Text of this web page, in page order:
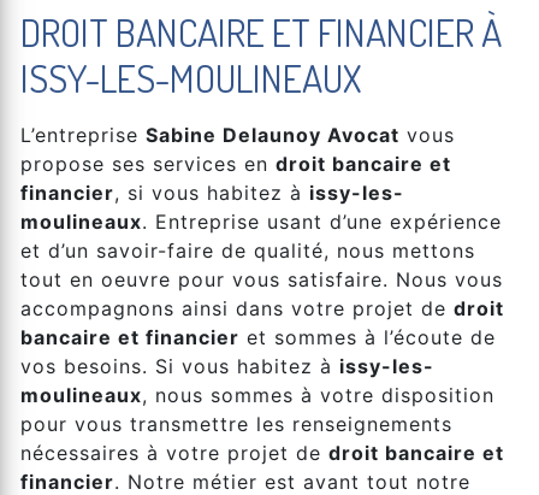
DROIT BANCAIRE ET FINANCIER À
ISSY-LES-MOULINEAUX
L’entreprise Sabine Delaunoy Avocat vous
propose ses services en droit bancaire et
financier, si vous habitez à issy-les-
moulineaux. Entreprise usant d’une expérience
et d’un savoir-faire de qualité, nous mettons
tout en oeuvre pour vous satisfaire. Nous vous
accompagnons ainsi dans votre projet de droit
bancaire et financier et sommes à l’écoute de
vos besoins. Si vous habitez à issy-les-
moulineaux, nous sommes à votre disposition
pour vous transmettre les renseignements
nécessaires à votre projet de droit bancaire et
financier. Notre métier est avant tout notre